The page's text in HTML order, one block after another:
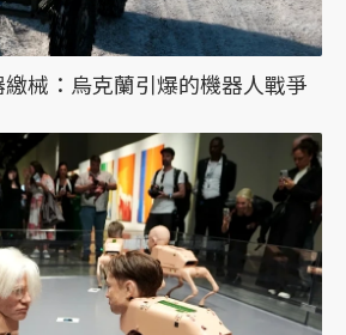
械：烏克蘭引爆的機器人戰爭